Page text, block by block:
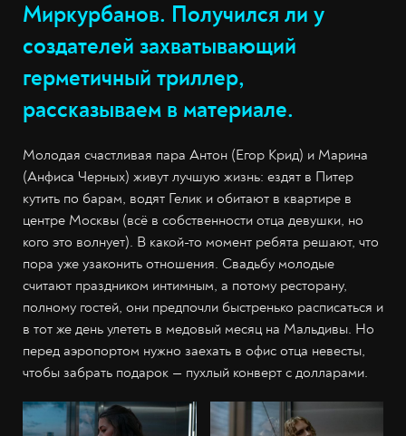
Миркурбанов. Получился ли у
создателей захватывающий
герметичный триллер,
рассказываем в материале.
Молодая счастливая пара Антон (Егор Крид) и Марина
(Анфиса Черных) живут лучшую жизнь: ездят в Питер
кутить по барам, водят Гелик и обитают в квартире в
центре Москвы (всё в собственности отца девушки, но
кого это волнует). В какой-то момент ребята решают, что
пора уже узаконить отношения. Свадьбу молодые
считают праздником интимным, а потому ресторану,
полному гостей, они предпочли быстренько расписаться и
в тот же день улететь в медовый месяц на Мальдивы. Но
перед аэропортом нужно заехать в офис отца невесты,
чтобы забрать подарок — пухлый конверт с долларами.